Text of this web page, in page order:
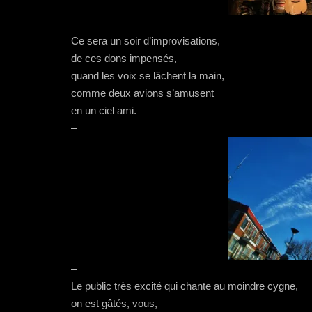
–
Ce sera un soir d’improvisations,
de ces dons impensés,
quand les voix se lâchent la main,
comme deux avions s’amusent
en un ciel ami.
–
–
Le public très excité qui chante au moindre cygne,
on est gâtés, vous,